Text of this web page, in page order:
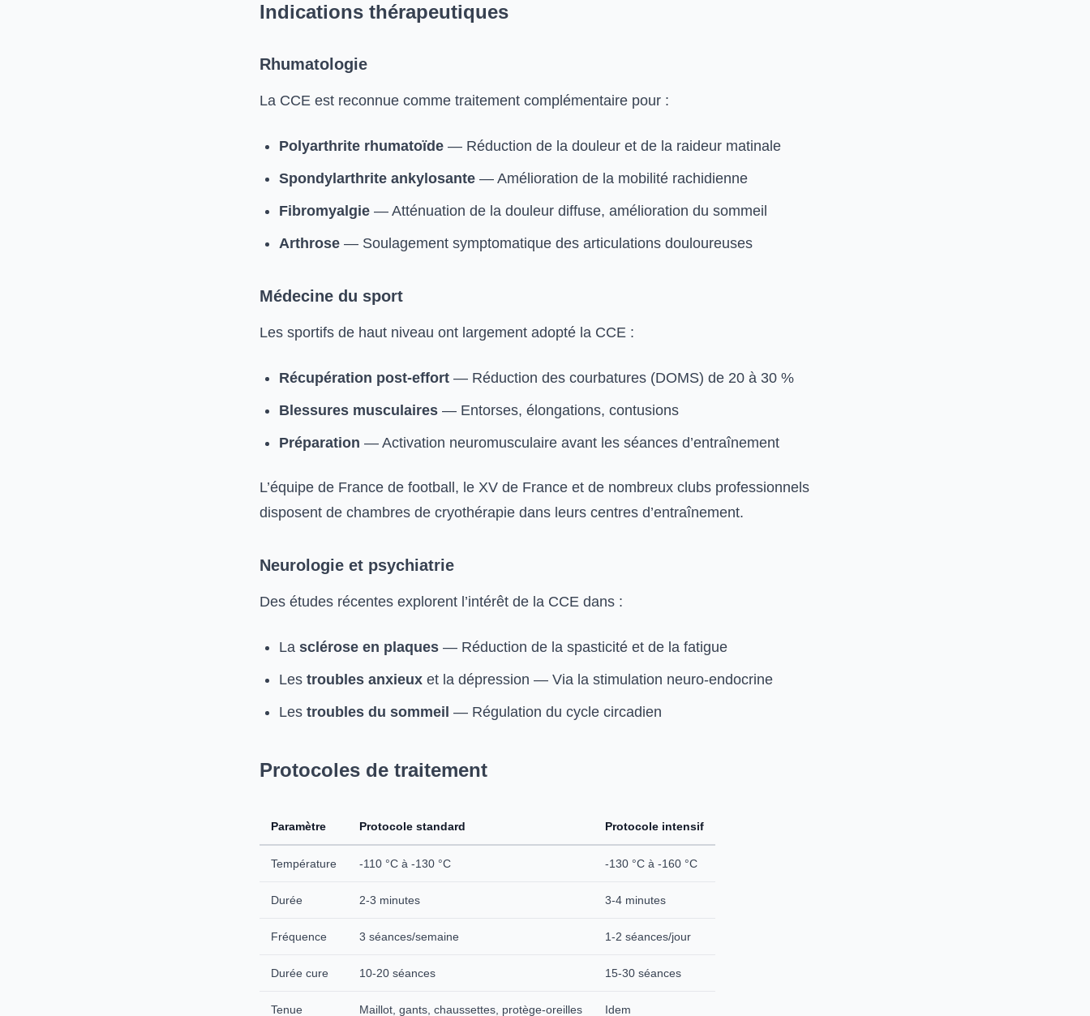
Indications thérapeutiques
Rhumatologie
La CCE est reconnue comme traitement complémentaire pour :
Polyarthrite rhumatoïde — Réduction de la douleur et de la raideur matinale
Spondylarthrite ankylosante — Amélioration de la mobilité rachidienne
Fibromyalgie — Atténuation de la douleur diffuse, amélioration du sommeil
Arthrose — Soulagement symptomatique des articulations douloureuses
Médecine du sport
Les sportifs de haut niveau ont largement adopté la CCE :
Récupération post-effort — Réduction des courbatures (DOMS) de 20 à 30 %
Blessures musculaires — Entorses, élongations, contusions
Préparation — Activation neuromusculaire avant les séances d’entraînement
L’équipe de France de football, le XV de France et de nombreux clubs professionnels
disposent de chambres de cryothérapie dans leurs centres d’entraînement.
Neurologie et psychiatrie
Des études récentes explorent l’intérêt de la CCE dans :
La sclérose en plaques — Réduction de la spasticité et de la fatigue
Les troubles anxieux et la dépression — Via la stimulation neuro-endocrine
Les troubles du sommeil — Régulation du cycle circadien
Protocoles de traitement
Paramètre Protocole standard Protocole intensif
Température -110 °C à -130 °C -130 °C à -160 °C
Durée 2-3 minutes 3-4 minutes
Fréquence 3 séances/semaine 1-2 séances/jour
Durée cure 10-20 séances 15-30 séances
Tenue Maillot, gants, chaussettes, protège-oreilles Idem